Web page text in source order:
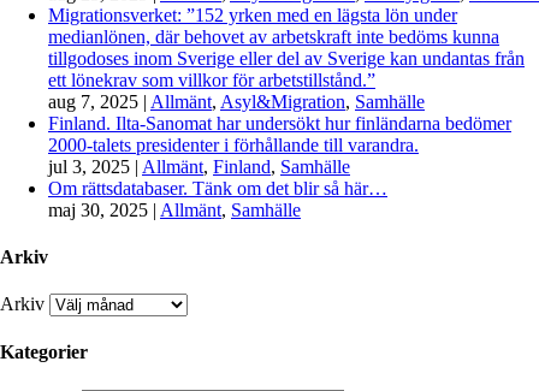
Migrationsverket: ”152 yrken med en lägsta lön under
medianlönen, där behovet av arbetskraft inte bedöms kunna
tillgodoses inom Sverige eller del av Sverige kan undantas från
ett lönekrav som villkor för arbetstillstånd.”
aug 7, 2025 | Allmänt, Asyl&Migration, Samhälle
Finland. Ilta-Sanomat har undersökt hur finländarna bedömer
2000-talets presidenter i förhållande till varandra.
jul 3, 2025 | Allmänt, Finland, Samhälle
Om rättsdatabaser. Tänk om det blir så här…
maj 30, 2025 | Allmänt, Samhälle
Arkiv
Arkiv
Kategorier